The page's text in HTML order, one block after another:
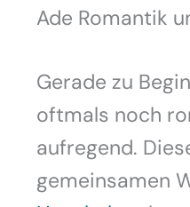
Ade Romantik
Gerade zu
oftmals noch
aufregend.
gemeinsamen